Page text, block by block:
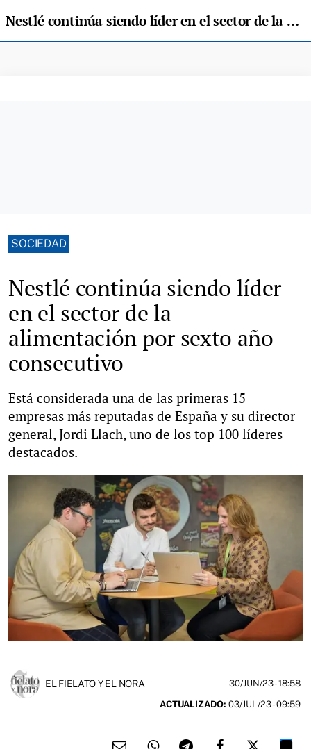
Nestlé continúa siendo líder en el sector de la alimentación por sexto año consecutivo
SOCIEDAD
Nestlé continúa siendo líder
en el sector de la
alimentación por sexto año
consecutivo
Está considerada una de las primeras 15
empresas más reputadas de España y su director
general, Jordi Llach, uno de los top 100 líderes
destacados.
EL FIELATO Y EL NORA 30/JUN/23- 18:58
ACTUALIZADO: 03/JUL/23 - 09:59